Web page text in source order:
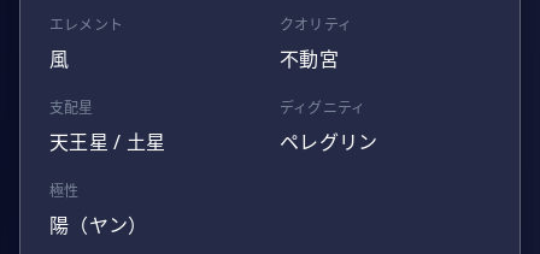
エレメント
風
クオリティ
不動宮
支配星
天王星 / 土星
ディグニティ
ペレグリン
極性
陽（ヤン）